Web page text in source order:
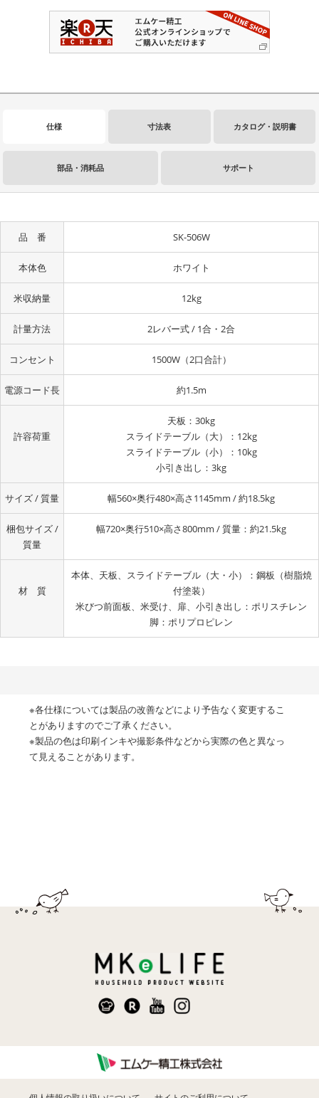
仕様 寸法表 カタログ・説明書
部品・消耗品 サポート
品 番 SK-506W
本体色 ホワイト
米収納量 12kg
計量方法 2レバー式 / 1合・2合
コンセント 1500W（2口合計）
電源コード長 約1.5m
許容荷重
天板：30kg
スライドテーブル（大）：12kg
スライドテーブル（小）：10kg
小引き出し：3kg
サイズ / 質量 幅560×奥行480×高さ1145mm / 約18.5kg
梱包サイズ /
質量
幅720×奥行510×高さ800mm / 質量：約21.5kg
材 質
本体、天板、スライドテーブル（大・小）：鋼板（樹脂焼
付塗装）
米びつ前面板、米受け、扉、小引き出し：ポリスチレン
脚：ポリプロピレン
※各仕様については製品の改善などにより予告なく変更するこ
とがありますのでご了承ください。
※製品の色は印刷インキや撮影条件などから実際の色と異なっ
て見えることがあります。